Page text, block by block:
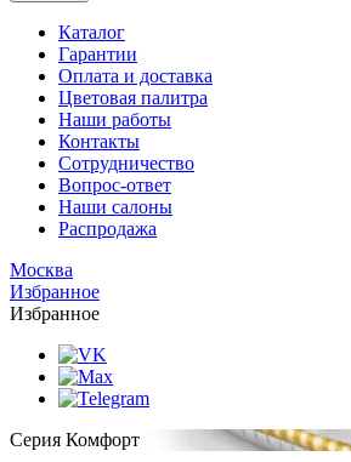
Каталог
Гарантии
Оплата и доставка
Цветовая палитра
Наши работы
Контакты
Сотрудничество
Вопрос-ответ
Наши салоны
Распродажа
Москва
Избранное
Избранное
Серия Комфорт